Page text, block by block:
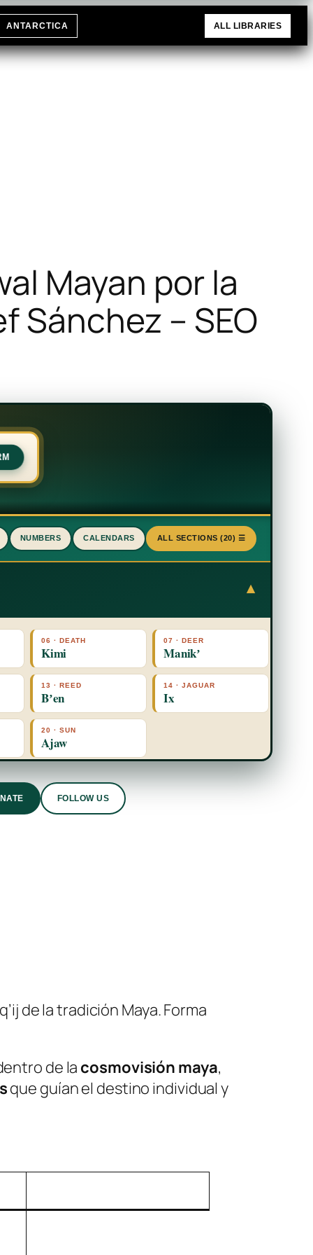
ANTARCTICA ALL LIBRARIES
Mayan por la
Sánchez – SEO
NUMBERS CALENDARS ALL SECTIONS (20) ☰
▾
06 · DEATH
Kimi
07 · DEER
Manikʼ
13 · REED
Bʼen
14 · JAGUAR
Ix
20 · SUN
Ajaw
FOLLOW US
de la tradición Maya. Forma
de la cosmovisión maya,
que guían el destino individual y